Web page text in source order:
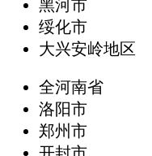
黑河市
绥化市
大兴安岭地区
全河南省
洛阳市
郑州市